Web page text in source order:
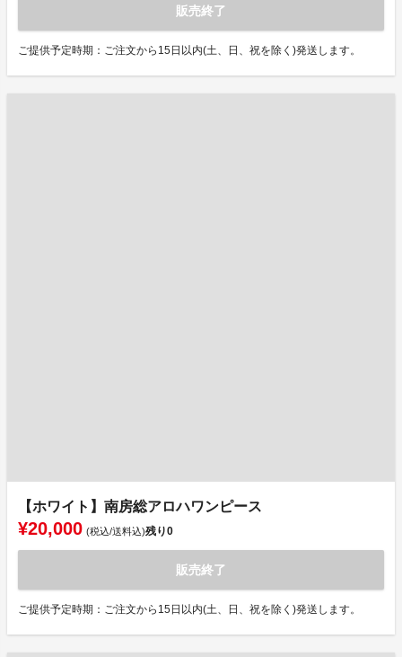
販売終了
ご提供予定時期：ご注文から15日以内(土、日、祝を除く)発送します。
【ホワイト】南房総アロハワンピース
¥20,000 (税込/送料込)残り0
販売終了
ご提供予定時期：ご注文から15日以内(土、日、祝を除く)発送します。